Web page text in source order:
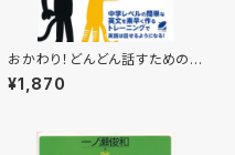
おかわり！どんどん話すための瞬
間英作文トレーニング CD BO
OK
¥1,870